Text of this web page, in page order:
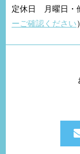
定休日 月曜日・
ーご確認ください）